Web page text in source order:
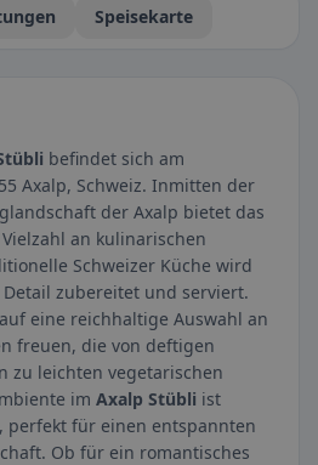
Speisekarte
befindet sich am
Axalp, Schweiz. Inmitten der
der Axalp bietet das
an kulinarischen
Schweizer Küche wird
zubereitet und serviert.
eine reichhaltige Auswahl an
freuen, die von deftigen
zu leichten vegetarischen
im Axalp Stübli ist
perfekt für einen entspannten
Ob für ein romantisches